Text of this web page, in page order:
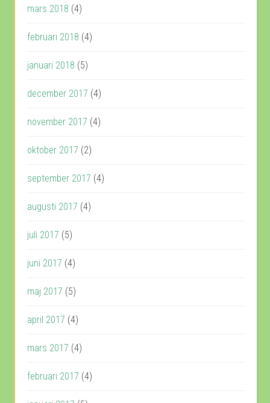
mars 2018 (4)
februari 2018 (4)
januari 2018 (5)
december 2017 (4)
november 2017 (4)
oktober 2017 (2)
september 2017 (4)
augusti 2017 (4)
juli 2017 (5)
juni 2017 (4)
maj 2017 (5)
april 2017 (4)
mars 2017 (4)
februari 2017 (4)